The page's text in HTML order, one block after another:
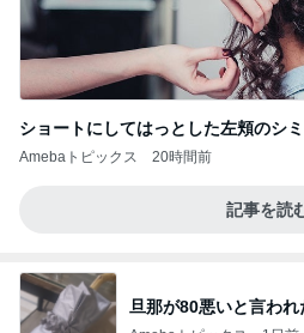
ショートにしてはっとした左頬のシミ
Amebaトピックス 20時間前
記事を読
旦那が80悪いと言われ